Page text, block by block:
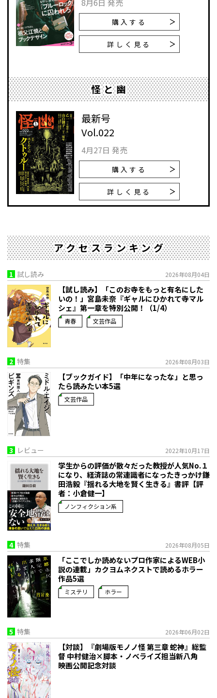
8月6日 発売
購入する
詳しく見る
怪と幽
最新号
Vol.022
4月27日 発売
購入する
詳しく見る
アクセスランキング
1 試し読み 2026年08月04日
【試し読み】「このお寺をもっと有名にした
いの！」宮島未奈『ギャルにひかれて寺マル
シェ』第一章を特別公開！（1/4）
青春 文芸作品
2 特集 2026年08月03日
【ブックガイド】「中年になったな」と思っ
たら読みたい本5選
文芸作品
3 レビュー 2022年10月17日
学生からの評価が散々だった教授が人気No.１
になり、経済誌の常連識者になったきっかけ――鎌
田浩毅『揺れる大地を賢く生きる』書評【評
者：小倉健一】
ノンフィクション系
4 特集 2026年08月05日
「ここでしか読めないプロ作家によるWEB小
説の連載」――カクヨムネクストで読めるホラー
作品5選
ミステリ ホラー
5 特集 2026年06月02日
【対談】『劇場版モノノ怪 第三章 蛇神』総監
督 中村健治×脚本・ノベライズ担当新八角
映画公開記念対談